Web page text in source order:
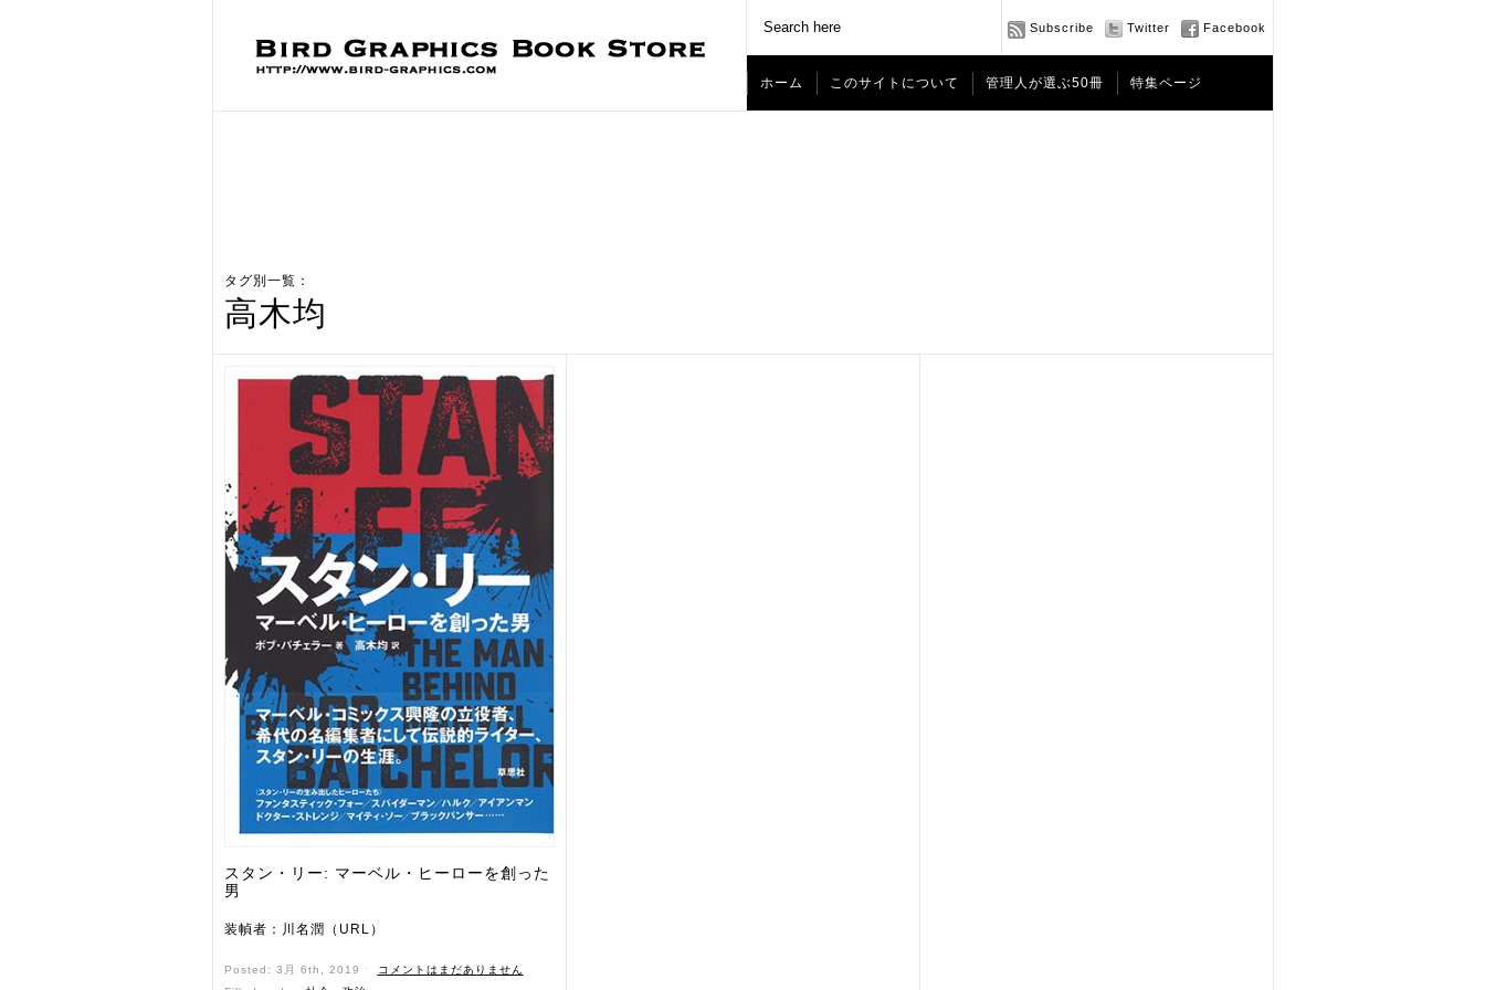
Subscribe Twitter Facebook
ホーム このサイトについて 管理人が選ぶ50冊 特集ページ
タグ別一覧：
高木均
スタン・リー: マーベル・ヒーローを創った
男
装幀者：川名潤（URL）
Posted: 3月 6th, 2019 ˑ
コメントはまだありません